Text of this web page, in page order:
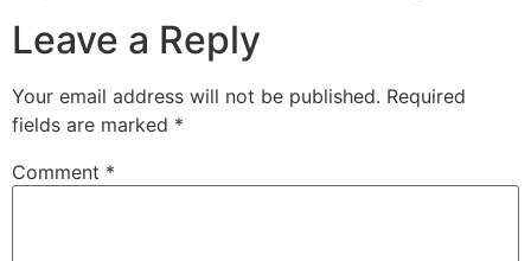
Leave a Reply
Your email address will not be published. Required
fields are marked *
Comment *